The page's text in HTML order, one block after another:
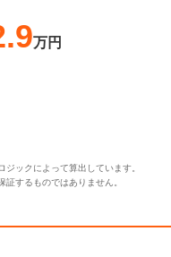
万円
ックによって算出しています。
するものではありません。